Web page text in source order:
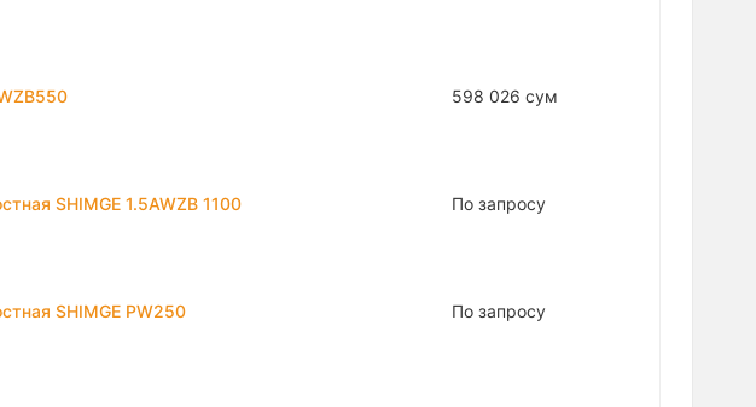
598 026 сум
SHIMGE 1.5AWZB 1100 По запросу
SHIMGE PW250 По запросу